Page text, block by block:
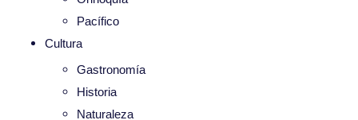
Pacífico
Cultura
Gastronomía
Historia
Naturaleza